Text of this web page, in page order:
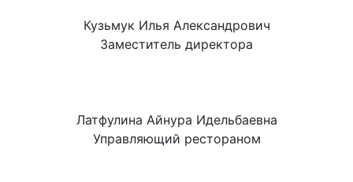
Кузьмук Илья Александрович
Заместитель директора
Латфулина Айнура Идельбаевна
Управляющий рестораном